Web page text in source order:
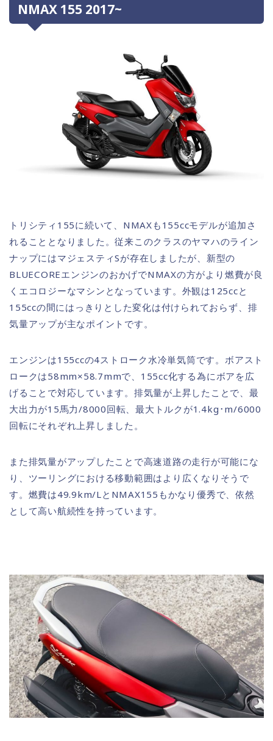
NMAX 155 2017~
トリシティ155に続いて、NMAXも155ccモデルが追加さ
れることとなりました。従来このクラスのヤマハのライン
ナップにはマジェスティSが存在しましたが、新型の
BLUECOREエンジンのおかげでNMAXの方がより燃費が良
くエコロジーなマシンとなっています。外観は125ccと
155ccの間にはっきりとした変化は付けられておらず、排
気量アップが主なポイントです。
エンジンは155ccの4ストローク水冷単気筒です。ボアスト
ロークは58mm×58.7mmで、155cc化する為にボアを広
げることで対応しています。排気量が上昇したことで、最
大出力が15馬力/8000回転、最大トルクが1.4kg･m/6000
回転にそれぞれ上昇しました。
また排気量がアップしたことで高速道路の走行が可能にな
り、ツーリングにおける移動範囲はより広くなりそうで
す。燃費は49.9km/LとNMAX155もかなり優秀で、依然
として高い航続性を持っています。